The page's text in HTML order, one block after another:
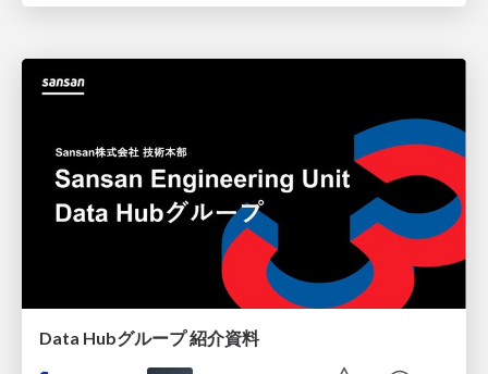
Data Hubグループ 紹介資料